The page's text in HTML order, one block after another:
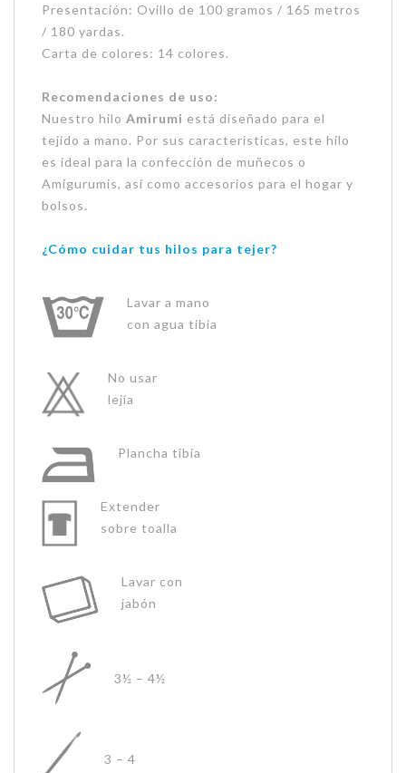
Presentación: Ovillo de 100 gramos / 165 metros
/ 180 yardas.
Carta de colores: 14 colores.
Recomendaciones de uso:
Nuestro hilo Amirumi está diseñado para el
tejido a mano. Por sus características, este hilo
es ideal para la confección de muñecos o
Amigurumis, así como accesorios para el hogar y
bolsos.
¿Cómo cuidar tus hilos para tejer?
Lavar a mano
con agua tibia
No usar
lejía
Plancha tibia
Extender
sobre toalla
Lavar con
jabón
3½ – 4½
3 – 4